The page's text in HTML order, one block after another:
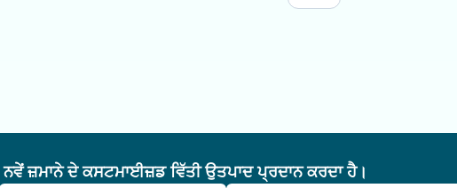
ਜ਼ਮਾਨੇ ਦੇ ਕਸਟਮਾਈਜ਼ਡ ਵਿੱਤੀ ਉਤਪਾਦ ਪ੍ਰਦਾਨ ਕਰਦਾ ਹੈ।